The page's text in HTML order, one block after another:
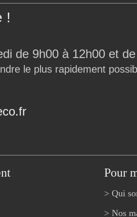
!
de 9h00 à 12h00 et
le plus rapidement
Pour
> Qui
> Nos